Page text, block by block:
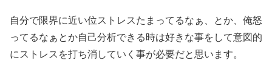
自分で限界に近い位ストレスたまってるなぁ、とか、俺怒
ってるなぁとか自己分析できる時は好きな事をして意図的
にストレスを打ち消していく事が必要だと思います。